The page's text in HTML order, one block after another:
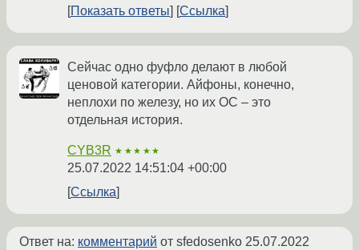
Показать ответы Ссылка
Сейчас одно фуфло делают в любой
ценовой категории. Айфоны, конечно,
неплохи по железу, но их ОС – это
отдельная история.
CYB3R ★★★★★
25.07.2022 14:51:04 +00:00
Ссылка
Ответ на: комментарий от sfedosenko 25.07.2022